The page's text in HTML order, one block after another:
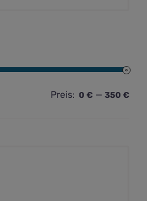
Preis: 0 € — 350 €